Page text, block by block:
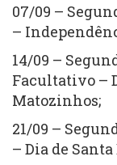
07/09 –
–
14/09 –
Facultativo –
Matozinhos;
21/09 –
– Dia de